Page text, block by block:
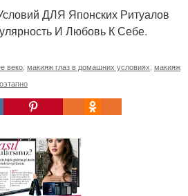
ДЛЯ Японских Ритуалов
И Любовь К Себе.
веко макияж глаз в домашних условиях макияж